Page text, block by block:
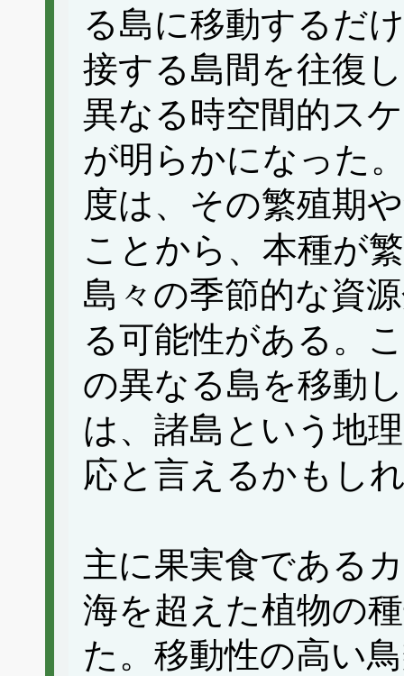
る島に移動するだ
接する島間を往復
異なる時空間的ス
が明らかになった
度は、その繁殖期
ことから、本種が
島々の季節的な資
る可能性がある。
の異なる島を移動
は、諸島という地
応と言えるかもし
主に果実食である
海を超えた植物の
た。移動性の高い